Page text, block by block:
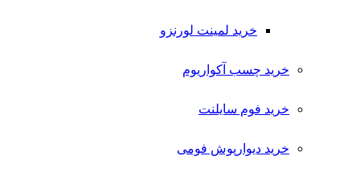
خرید لمینت لورنزو
خرید چسب آکواریوم
خرید فوم سایلنت
خرید دیوارپوش فومی